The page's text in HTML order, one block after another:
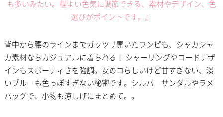
背中から腰のラインまでガッツリ開いたワンピも、シャカシャ
カ素材ならカジュアルに着られる！ シャーリングやコードデザ
インもスポーティさを強調。女のコらしいけど甘すぎない、淡
いブルーも色っぽすぎない秘密です。シルバーサンダルやラメ
バッグで、小物も涼しげにまとめて。。